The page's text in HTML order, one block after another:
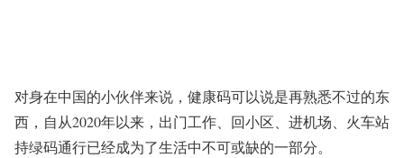
对身在中国的小伙伴来说，健康码可以说是再熟悉不过的东
西，自从2020年以来，出门工作、回小区、进机场、火车站
持绿码通行已经成为了生活中不可或缺的一部分。